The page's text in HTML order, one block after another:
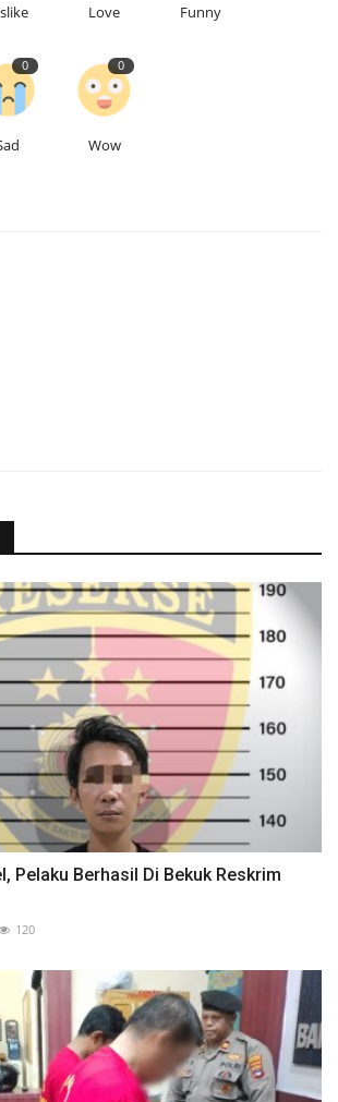
Love Funny
0 0
Wow
Pelaku Berhasil Di Bekuk Reskrim
120